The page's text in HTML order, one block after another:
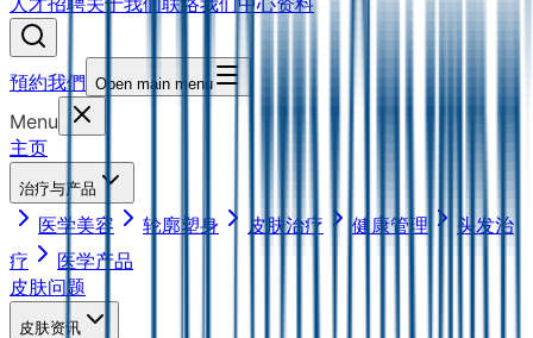
預約我們 Open main menu
Menu
主页
治疗与产品
医学美容 轮廓塑身 皮肤治疗 健康管理
头发治
疗
医学产品
皮肤问题
皮肤资讯